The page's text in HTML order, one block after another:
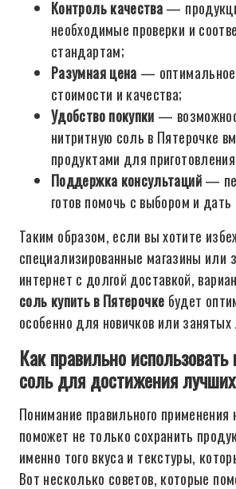
Контроль качества—
необходимые проверки и
стандартам;
Разумная цена —
стоимости и качества;
Удобство покупки —
нитритную соль в Пятерочке
продуктами для
Поддержка консультаций—
готов помочь с выбором и
Таким образом, если вы хотите
специализированные магазины или
интернет с долгой доставкой,
соль купить в Пятерочке будет
особенно для новичков или
Как правильно
соль для достижения
Понимание правильного применения
поможет не только сохранить
именно того вкуса и текстуры,
Вот несколько советов, которые